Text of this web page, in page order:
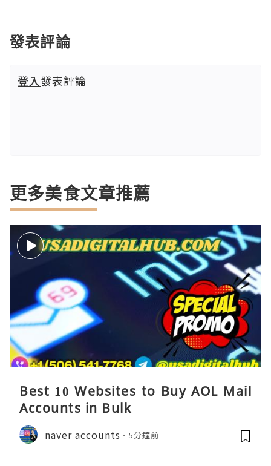
發表評論
登入發表評論
更多美食文章推薦
Best 10 Websites to Buy AOL Mail
Accounts in Bulk
naver accounts 5分鐘前